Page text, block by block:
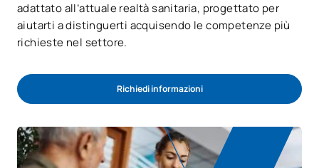
adattato all’attuale realtà sanitaria, progettato per
aiutarti a distinguerti acquisendo le competenze più
richieste nel settore.
Richiedi informazioni